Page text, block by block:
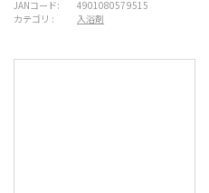
JANコード:
4901080579515
カテゴリ :
入浴剤